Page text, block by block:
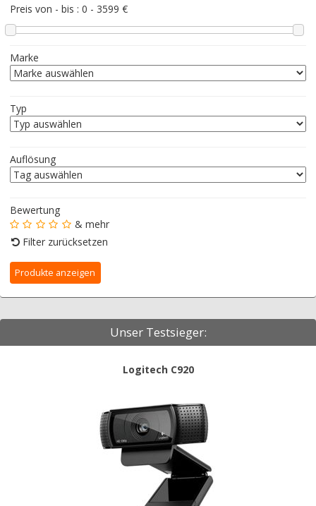
Preis von - bis : 0 - 3599 €
Marke
Typ
Auflösung
Bewertung
& mehr
Filter zurücksetzen
Unser Testsieger:
Logitech C920